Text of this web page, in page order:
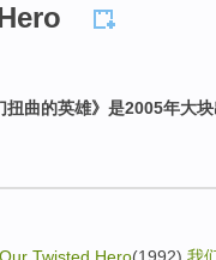
扭曲的英雄》是2005年大